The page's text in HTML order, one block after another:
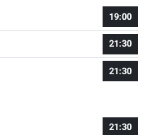
19:00
21:30
21:30
21:30